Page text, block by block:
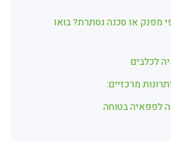
מפנק או סכנה נסתרת? בואו
לכלבים
מרכזיים:
לפפאיה בטוחה